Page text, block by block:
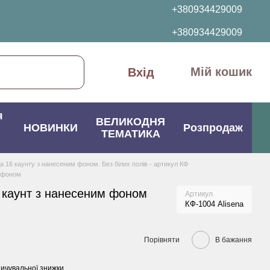
+380934429009
+380934429009
Вхід Мій кошик
НОВИНКИ
ВЕЛИКОДНЯ
ТЕМАТИКА
Розпродаж
16 каунту з нанесеним фоном. Без білих полів - артикул КФ
фоном
з нанесеним фоном Артикул
КФ-1004 Alisena
Порівняти В бажання
знижки